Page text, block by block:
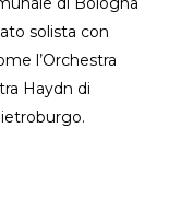
solista con
l’Orchestra
Haydn di